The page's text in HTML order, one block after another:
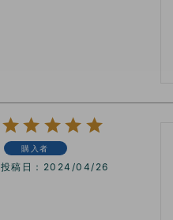
購入者
投稿日 2024/04/26